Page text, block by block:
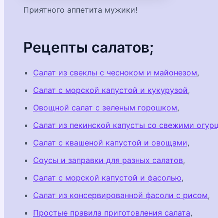
Приятного аппетита мужики!
Рецепты салатов;
Салат из свеклы с чесноком и майонезом,
Салат с морской капустой и кукурузой,
Овощной салат с зеленым горошком,
Салат из пекинской капусты со свежими
Салат с квашеной капустой и овощами,
Соусы и заправки для разных салатов,
Салат с морской капустой и фасолью,
Салат из консервированной фасоли с рисом,
Простые правила приготовления салата,